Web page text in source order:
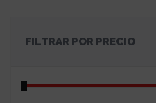
FILTRAR POR PRECIO